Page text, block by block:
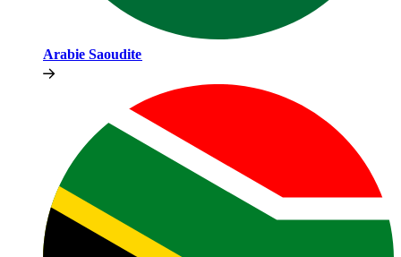
Arabie Saoudite​​